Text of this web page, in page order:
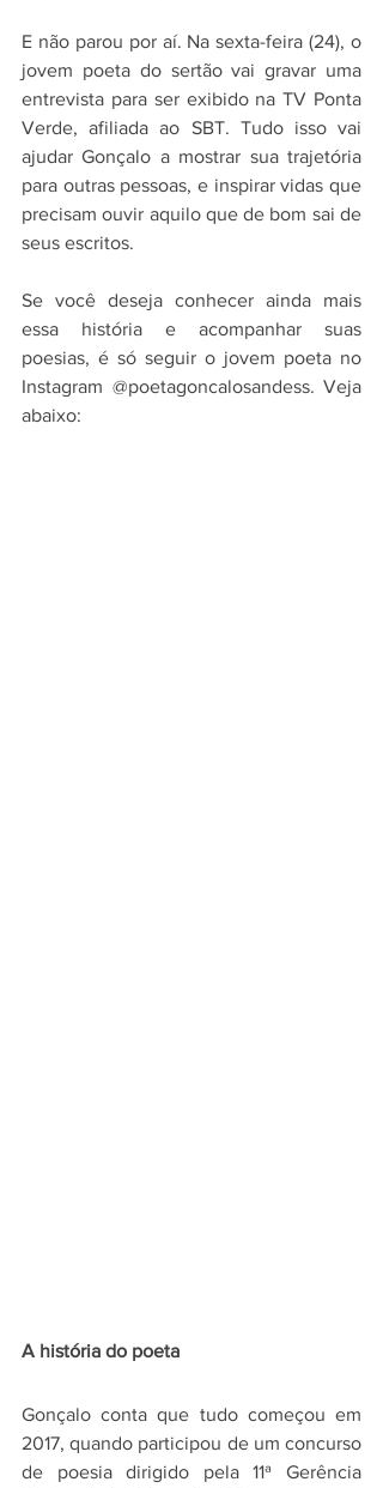
E não parou por aí. Na sexta-feira (24), o
jovem poeta do sertão vai gravar uma
entrevista para ser exibido na TV Ponta
Verde, afiliada ao SBT. Tudo isso vai
ajudar Gonçalo a mostrar sua trajetória
para outras pessoas, e inspirar vidas que
precisam ouvir aquilo que de bom sai de
seus escritos.
Se você deseja conhecer ainda mais
essa história e acompanhar suas
poesias, é só seguir o jovem poeta no
Instagram @poetagoncalosandess. Veja
abaixo:
A história do poeta
Gonçalo conta que tudo começou em
2017, quando participou de um concurso
de poesia dirigido pela 11ª Gerência